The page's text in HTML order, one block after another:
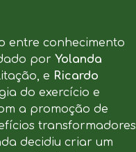
entre conhecimento
por Yolanda
e Ricardo
do exercício e
a promoção de
transformadores
decidiu criar um